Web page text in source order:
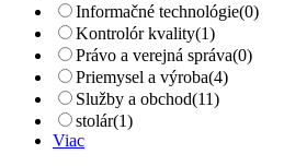
Informačné technológie(0)
Kontrolór kvality(1)
Právo a verejná správa(0)
Priemysel a výroba(4)
Služby a obchod(11)
stolár(1)
Viac